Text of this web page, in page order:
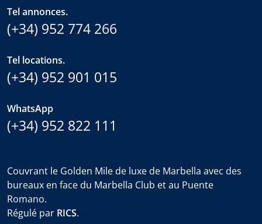
Tel annonces.
(+34) 952 774 266
Tel locations.
(+34) 952 901 015
WhatsApp
(+34) 952 822 111
Couvrant le Golden Mile de luxe de Marbella avec des
bureaux en face du Marbella Club et au Puente
Romano.
Régulé par RICS.